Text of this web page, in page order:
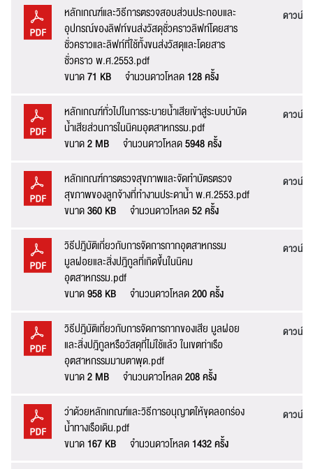
หลักเกณฑ์และวิธีการตรวจสอบส่วนประกอบและ
อุปกรณ์ของลิฟท์ขนส่งวัสดุชั่วคราวลิฟท์โดยสาร
ชั่วคราวและลิฟท์ที่ใช้ทั้งขนส่งวัสดุและโดยสาร
ชั่วคราว พ.ศ.2553.pdf
ขนาด71 KB จำนวนดาวโหลด128 ครั้ง
ดาวน์โ
หลักเกณฑ์ทั่วไปในการระบายน้ำเสียเข้าสู่ระบบบำบัด
น้ำเสียส่วนการในนิคมอุตสาหกรรม.pdf
ขนาด2 MB จำนวนดาวโหลด5948 ครั้ง
ดาวน์โ
หลักเกณฑ์การตรวจสุขภาพและจัดทำบัตรตรวจ
สุขภาพของลูกจ้างที่ทำงานประดาน้ำ พ.ศ.2553.pdf
ขนาด360 KB จำนวนดาวโหลด52 ครั้ง
ดาวน์โ
วิธีปฎิบัติเกี่ยวกับการจัดการกากอุตสาหกรรม
มูลฝอยและสิ่งปฎิกูลที่เกิดขึ้นในนิคม
อุตสาหกรรม.pdf
ขนาด958 KB จำนวนดาวโหลด200 ครั้ง
ดาวน์โ
วิธีปฎิบัติเกี่ยวกับการจัดการกากของเสีย มูลฝอย
และสิ่งปฎิกูลหรือวัสดุที่ไม่ใช้แล้ว ในเขตท่าเรือ
อุตสาหกรรมมาบตาพุด.pdf
ขนาด2 MB จำนวนดาวโหลด208 ครั้ง
ดาวน์โ
ว่าด้วยหลักเกณฑ์และวิธีการอนุญาตให้ขุดลอกร่อง
น้ำทางเรือเดิน.pdf
ขนาด167 KB จำนวนดาวโหลด1432 ครั้ง
ดาวน์โ
แจ้งไฟล์เสีย
หัวข้อเรื่อง :